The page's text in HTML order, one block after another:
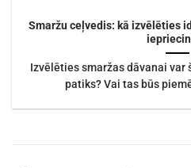
Smaržu ceļvedis: kā izvēlēties
Izvēlēties smaržas dāvanai
patiks? Vai tas būs